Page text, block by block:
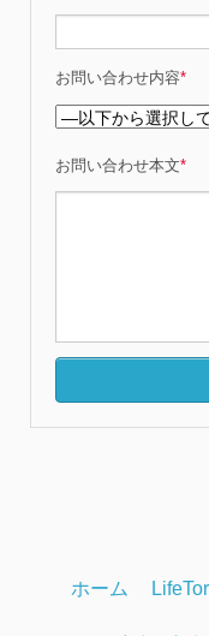
お問い合わせ内容*
お問い合わせ本文*
ホーム